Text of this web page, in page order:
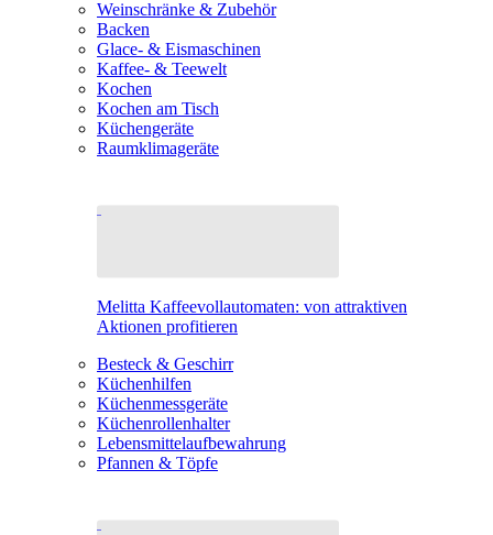
Weinschränke & Zubehör
Backen
Glace- & Eismaschinen
Kaffee- & Teewelt
Kochen
Kochen am Tisch
Küchengeräte
Raumklimageräte
Melitta Kaffeevollautomaten: von attraktiven
Aktionen profitieren
Besteck & Geschirr
Küchenhilfen
Küchenmessgeräte
Küchenrollenhalter
Lebensmittelaufbewahrung
Pfannen & Töpfe